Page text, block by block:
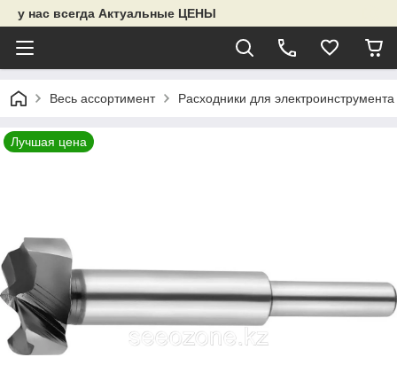
у нас всегда Актуальные ЦЕНЫ
Весь ассортимент Расходники для электроинструмента
Лучшая цена